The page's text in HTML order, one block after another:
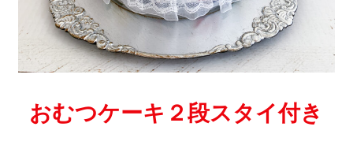
おむつケーキ２段スタイ付き